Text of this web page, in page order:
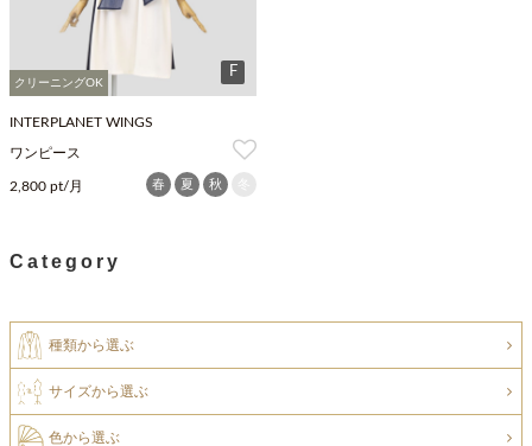
クリーニングOK
F
INTERPLANET WINGS
ワンピース
2,800 pt/月 春 夏 秋
Category
種類から選ぶ
サイズから選ぶ
色から選ぶ